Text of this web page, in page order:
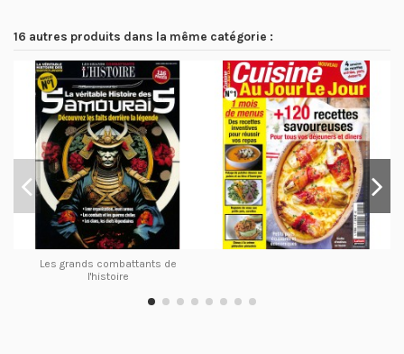
16 autres produits dans la même catégorie :
Les grands combattants de
l'histoire